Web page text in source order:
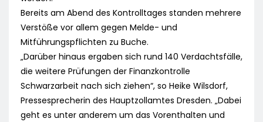
Bereits am Abend des Kontrolltages standen mehrere
Verstöße vor allem gegen Melde- und
Mitführungspflichten zu Buche.
„Darüber hinaus ergaben sich rund 140 Verdachtsfälle,
die weitere Prüfungen der Finanzkontrolle
Schwarzarbeit nach sich ziehen“, so Heike Wilsdorf,
Pressesprecherin des Hauptzollamtes Dresden. „Dabei
geht es unter anderem um das Vorenthalten und